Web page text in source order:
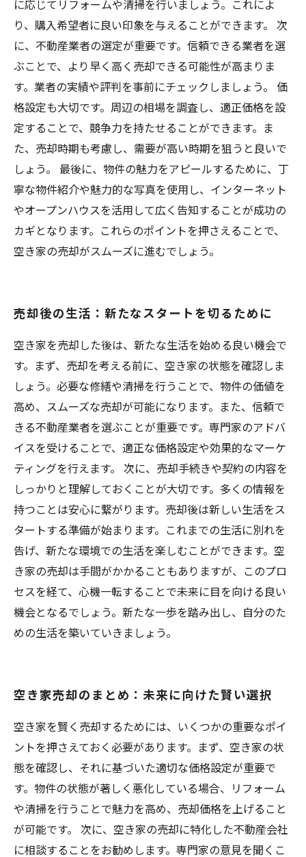
に応じてリフォームや清掃を行いましょう。これによ
り、購入希望者に良い印象を与えることができます。 次
に、不動産業者の選定が重要です。信頼できる業者を選
ぶことで、より早く高く売却できる可能性が高まりま
す。業者の実績や評判を事前にチェックしましょう。 価
格設定も大切です。周辺の相場を調査し、適正価格を設
定することで、競争力を持たせることができます。ま
た、売却時期も考慮し、需要が高い時期を狙うと良いで
しょう。 最後に、物件の魅力をアピールするために、丁
寧な物件紹介や魅力的な写真を使用し、インターネット
やオープンハウスを活用して広く告知することが成功の
カギとなります。これらのポイントを押さえることで、
空き家の売却がスムーズに進むでしょう。
売却後の生活：新たなスタートを切るために
空き家を売却した後は、新たな生活を始める良い機会で
す。まず、売却を考える前に、空き家の状態を確認しま
しょう。必要な修繕や清掃を行うことで、物件の価値を
高め、スムーズな売却が可能になります。また、信頼で
きる不動産業者を選ぶことが重要です。専門家のアドバ
イスを受けることで、適正な価格設定や効果的なマーケ
ティングを行えます。 次に、売却手続きや契約の内容を
しっかりと理解しておくことが大切です。多くの情報を
持つことは安心に繋がります。売却後は新しい生活をス
タートする準備が始まります。これまでの生活に別れを
告げ、新たな環境での生活を楽しむことができます。空
き家の売却は手間がかかることもありますが、このプロ
セスを経て、心機一転することで未来に目を向ける良い
機会となるでしょう。新たな一歩を踏み出し、自分のた
めの生活を築いていきましょう。
空き家売却のまとめ：未来に向けた賢い選択
空き家を賢く売却するためには、いくつかの重要なポイ
ントを押さえておく必要があります。まず、空き家の状
態を確認し、それに基づいた適切な価格設定が重要で
す。物件の状態が著しく悪化している場合、リフォーム
や清掃を行うことで魅力を高め、売却価格を上げること
が可能です。 次に、空き家の売却に特化した不動産会社
に相談することをお勧めします。専門家の意見を聞くこ